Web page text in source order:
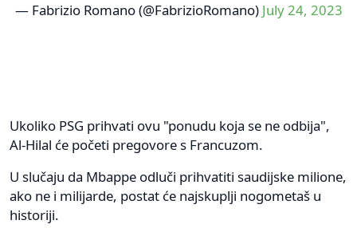
— Fabrizio Romano (@FabrizioRomano) July 24, 2023
Ukoliko PSG prihvati ovu "ponudu koja se ne odbija",
Al-Hilal će početi pregovore s Francuzom.
U slučaju da Mbappe odluči prihvatiti saudijske milione,
ako ne i milijarde, postat će najskuplji nogometaš u
historiji.